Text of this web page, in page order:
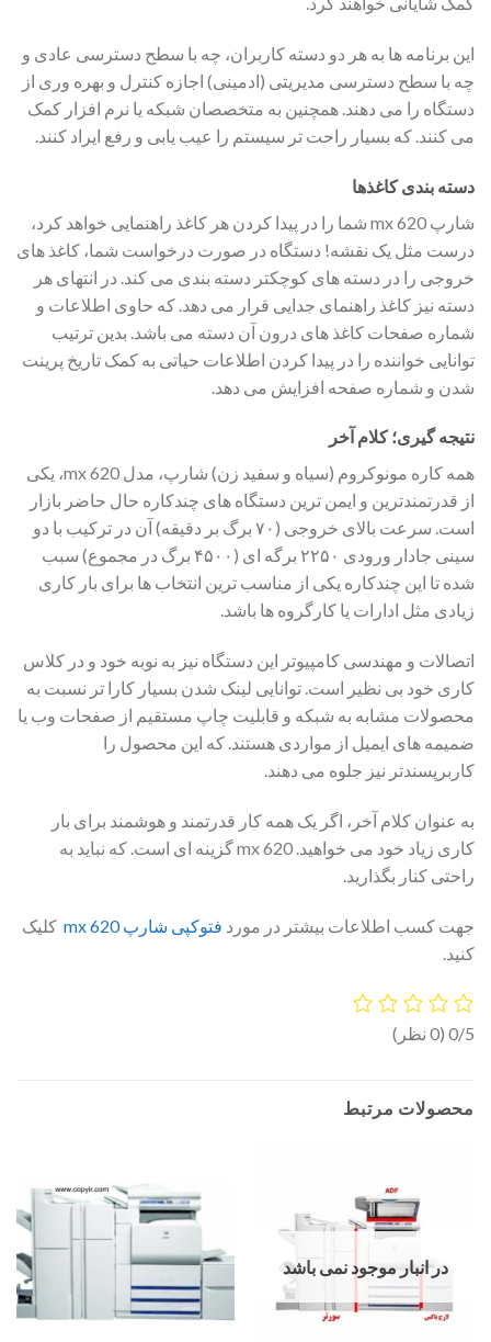
این برنامه ها به هر دو دسته کاربران، چه با سطح دسترسی عادی و
چه با سطح دسترسی مدیریتی (ادمینی) اجازه کنترل و بهره وری از
دستگاه را می دهند. همچنین به متخصصان شبکه یا نرم افزار کمک
می کنند. که بسیار راحت تر سیستم را عیب یابی و رفع ایراد کنند.
دسته بندی کاغذها
شارپ mx 620 شما را در پیدا کردن هر کاغذ راهنمایی خواهد کرد،
درست مثل یک نقشه! دستگاه در صورت درخواست شما، کاغذ های
خروجی را در دسته های کوچکتر دسته بندی می کند. در انتهای هر
دسته نیز کاغذ راهنمای جدایی قرار می دهد. که حاوی اطلاعات و
شماره صفحات کاغذ های درون آن دسته می باشد. بدین ترتیب
توانایی خواننده را در پیدا کردن اطلاعات حیاتی به کمک تاریخ پرینت
شدن و شماره صفحه افزایش می دهد.
نتیجه گیری؛ کلام آخر
همه کاره مونوکروم (سیاه و سفید زن) شارپ، مدل mx 620، یکی
از قدرتمندترین و ایمن ترین دستگاه های چندکاره حال حاضر بازار
است. سرعت بالای خروجی (۷۰ برگ بر دقیقه) آن در ترکیب با دو
سینی جادار ورودی ۲۲۵۰ برگه ای (۴۵۰۰ برگ در مجموع) سبب
شده تا این چندکاره یکی از مناسب ترین انتخاب ها برای بار کاری
زیادی مثل ادارات یا کارگروه ها باشد.
اتصالات و مهندسی کامپیوتر این دستگاه نیز به نوبه خود و در کلاس
کاری خود بی نظیر است. توانایی لینک شدن بسیار کارا تر نسبت به
محصولات مشابه به شبکه و قابلیت چاپ مستقیم از صفحات وب یا
ضمیمه های ایمیل از مواردی هستند. که این محصول را
کاربرپسندتر نیز جلوه می دهند.
به عنوان کلام آخر، اگر یک همه کار قدرتمند و هوشمند برای بار
کاری زیاد خود می خواهید. mx 620 گزینه ای است. که نباید به
راحتی کنار بگذارید.
جهت کسب اطلاعات بیشتر در مورد فتوکپی شارپ mx 620
کلیک
کنید.
0/5 (0 نظر)
محصولات مرتبط
در انبار موجود نمی باشد